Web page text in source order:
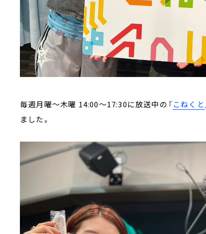
毎週月曜～木曜 14:00～17:30に放送中の『こねくと
ました。